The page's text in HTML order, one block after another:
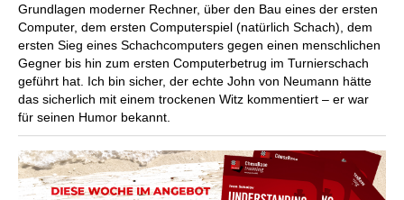
Grundlagen moderner Rechner, über den Bau eines der ersten
Computer, dem ersten Computerspiel (natürlich Schach), dem
ersten Sieg eines Schachcomputers gegen einen menschlichen
Gegner bis hin zum ersten Computerbetrug im Turnierschach
geführt hat. Ich bin sicher, der echte John von Neumann hätte
das sicherlich mit einem trockenen Witz kommentiert – er war
für seinen Humor bekannt.